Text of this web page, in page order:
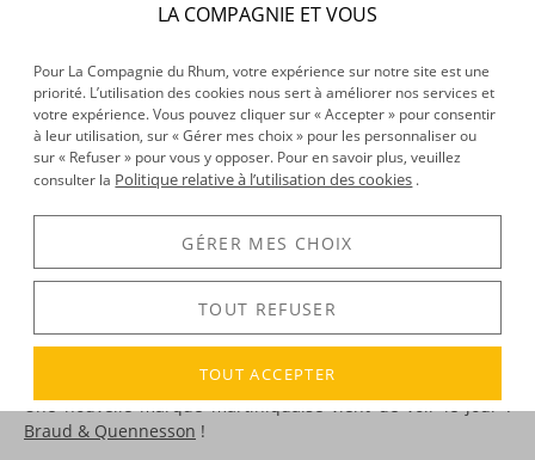
Médailles :Argent 2026 et 2024 au Concours Général
Agricole de Paris, Or 2023 du Concours Mondial de
Bruxelles
DÉCOUVERTE
Voir tous les produits : Braud & Quennesson
Une nouvelle marque martiniquaise vient de voir le jour :
Braud & Quennesson !
LA COMPAGNIE ET VOUS
Pour La Compagnie du Rhum, votre expérience sur notre site est une
priorité. L’utilisation des cookies nous sert à améliorer nos services et
votre expérience. Vous pouvez cliquer sur « Accepter » pour consentir
à leur utilisation, sur « Gérer mes choix » pour les personnaliser ou
sur « Refuser » pour vous y opposer. Pour en savoir plus, veuillez
consulter la Politique relative à l’utilisation des cookies .
GÉRER MES CHOIX
TOUT REFUSER
TOUT ACCEPTER